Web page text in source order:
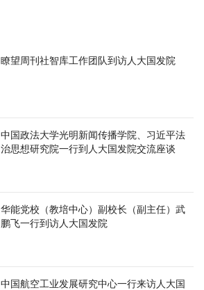
瞭望周刊社智库工作团队到访人大国发院
中国政法大学光明新闻传播学院、习近平法
治思想研究院一行到人大国发院交流座谈
华能党校（教培中心）副校长（副主任）武
鹏飞一行到访人大国发院
中国航空工业发展研究中心一行来访人大国